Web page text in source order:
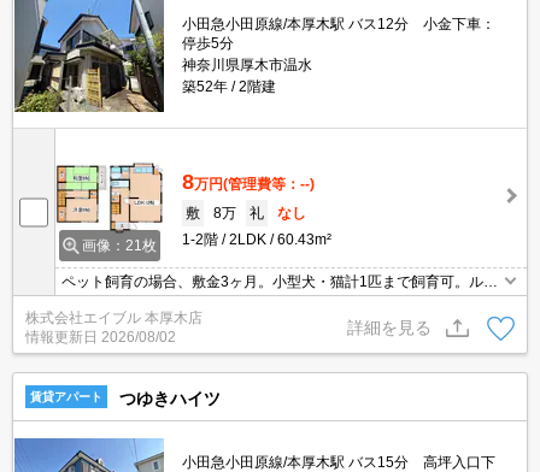
小田急小田原線/本厚木駅 バス12分 小金下車：
停歩5分
神奈川県厚木市温水
築52年
2階建
画像：21枚
8万円(管理費等：--)
敷
8万 礼
なし
1-2階
2LDK 60.43m²
ペット飼育の場合、敷金3ヶ月。小型犬・猫計1匹まで飼育可。ルー
ムシェア相談可。人気の戸建。閑静な住宅街。オンライン内見相談
可。引越会社貸主指定。コンビニへ200m。クリエイトへ550m。
株式会社エイブル 本厚木店
情報更新日 2026/08/02
詳細を見る
賃貸アパート つゆきハイツ
小田急小田原線/本厚木駅 バス15分 高坪入口下